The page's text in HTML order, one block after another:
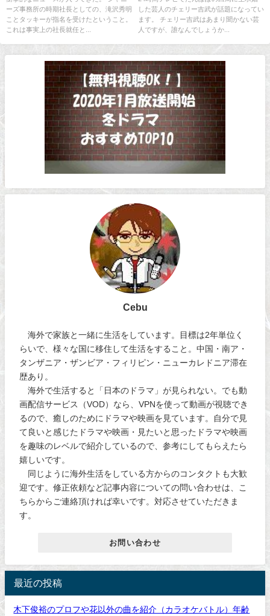
ーズ事務所の時期社長としての、滝沢秀明
ことタッキーが指名を受けたということ。
これは事実上の社長就任と...
した芸人のチェリー吉武が話題になってい
ます。 チェリー吉武はあまり聞かない芸
人ですが、誰なんでしょうか...
Cebu
海外で家族と一緒に生活をしています。目標は2年単位く
らいで、様々な国に移住して生活をすること。中国・南ア・
タンザニア・ザンビア・フィリピン・ニューカレドニア滞在
歴あり。
海外で生活すると「日本のドラマ」が見られない。でも動
画配信サービス（VOD）なら、VPNを使って動画が視聴でき
るので、癒しのためにドラマや映画を見ています。自分で見
て良いと感じたドラマや映画・見たいと思ったドラマや映画
を趣味のレベルで紹介しているので、参考にしてもらえたら
嬉しいです。
同じように海外生活をしている方からのコンタクトも大歓
迎です。修正依頼など記事内容についての問い合わせは、こ
ちらからご連絡頂ければ幸いです。対応させていただきま
す。
お問い合わせ
最近の投稿
木下俊裕のプロフや花以外の曲を紹介（カラオケバトル）年齢